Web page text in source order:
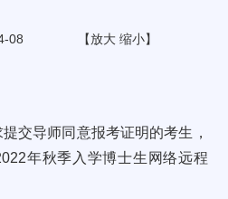
08 【放大 缩小】
导师同意报考证明的考生，
年秋季入学博士生网络远程